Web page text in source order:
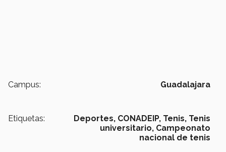
Campus: Guadalajara
Etiquetas: Deportes, CONADEIP, Tenis, Tenis
universitario, Campeonato
nacional de tenis